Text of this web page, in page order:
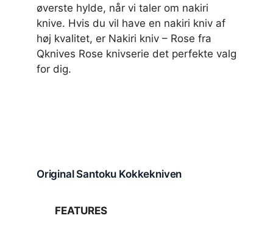
øverste hylde, når vi taler om nakiri
knive. Hvis du vil have en nakiri kniv af
høj kvalitet, er Nakiri kniv – Rose fra
Qknives Rose knivserie det perfekte valg
for dig.
Original Santoku Kokkekniven
FEATURES